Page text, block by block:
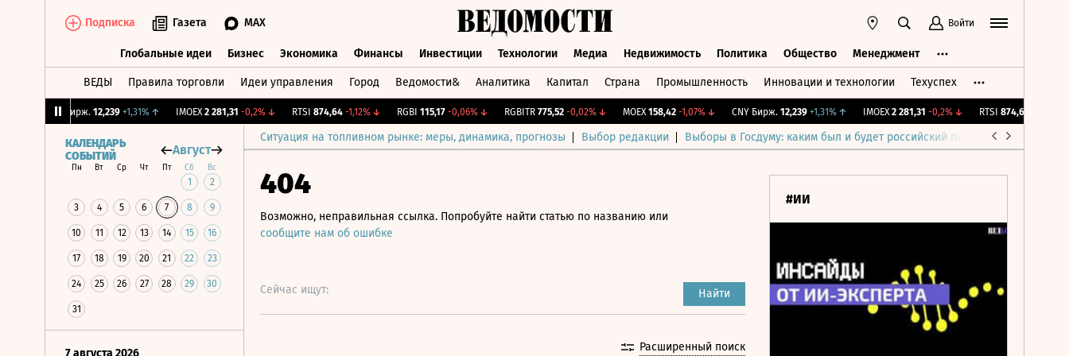
Подписка Газета MAX Войти
Глобальные идеи Бизнес Экономика Финансы Инвестиции Технологии Медиа Недвижимость Политика Общество Менеджмент
ВЕДЫ Правила торговли Идеи управления Город Ведомости& Аналитика Капитал Страна Промышленность Инновации и технологии Техуспех
CNY Бирж. 12,239 +1,31%↑ IMOEX 2 281,31 -0,2%↓ RTSI 874,64 -1,12% ↓ RGBI 115,17 -0,06%↓ RGBITR 775,52 -0,02%↓ MOEX 158,42 -1,07%↓ CNY Бирж. 12,239 +1,31%↑ IMOEX 2 281,31 -0,2%↓ RTSI 874,64 -1,12%
Ситуация на топливном рынке: меры, динамика, прогнозы Выбор редакции Выборы в Госдуму: каким был и будет российский парламент
КАЛЕНДАРЬ
СОБЫТИЙ
Август
Пн Вт Ср Чт Пт Сб Вс
1 2
3 4 5 6 7 8 9
10 11 12 13 14 15 16
17 18 19 20 21 22 23
24 25 26 27 28 29 30
31
7 августа 2026
404
Возможно, неправильная ссылка. Попробуйте найти статью по названию или
сообщите нам об ошибке
Сейчас ищут: Найти
Расширенный поиск
#ИИ